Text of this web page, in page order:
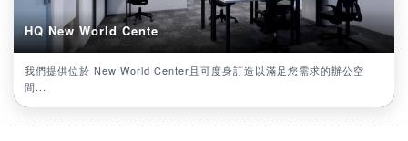
HQ New World Cente
我們提供位於 New World Center且可度身訂造以滿足您需求的辦公空
間...